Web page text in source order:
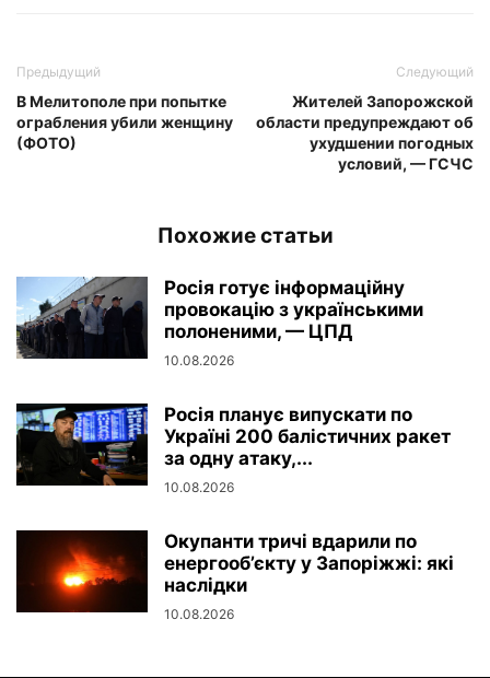
Предыдущий
В Мелитополе при попытке
ограбления убили женщину
(ФОТО)
Следующий
Жителей Запорожской
области предупреждают об
ухудшении погодных
условий, — ГСЧС
Похожие статьи
Росія готує інформаційну
провокацію з українськими
полоненими, — ЦПД
10.08.2026
Росія планує випускати по
Україні 200 балістичних ракет
за одну атаку,...
10.08.2026
Окупанти тричі вдарили по
енергооб’єкту у Запоріжжі: які
наслідки
10.08.2026